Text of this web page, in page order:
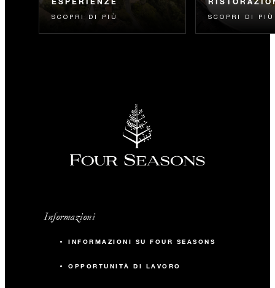
SCOPRI DI PIÙ SCOPRI DI PIÙ
Informazioni
INFORMAZIONI SU FOUR SEASONS
OPPORTUNITÀ DI LAVORO